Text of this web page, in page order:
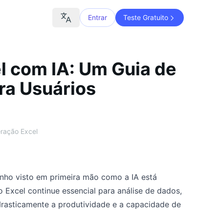
Entrar Teste Gratuito
IA: Um Guia de
Usuários
Excel
visto em primeira mão como a IA está
continue essencial para análise de dados,
a produtividade e a capacidade de